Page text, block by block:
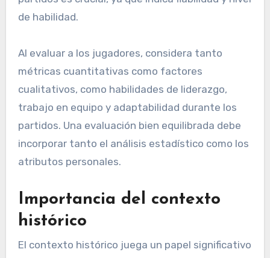
de habilidad.
Al evaluar a los jugadores, considera tanto
métricas cuantitativas como factores
cualitativos, como habilidades de liderazgo,
trabajo en equipo y adaptabilidad durante los
partidos. Una evaluación bien equilibrada debe
incorporar tanto el análisis estadístico como los
atributos personales.
Importancia del contexto
histórico
El contexto histórico juega un papel significativo